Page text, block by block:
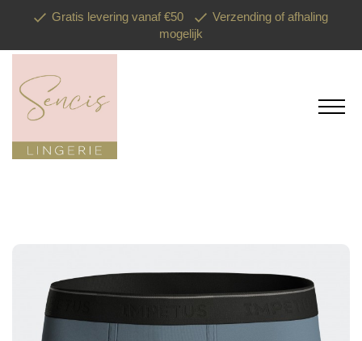
Gratis levering vanaf €50
Verzending of afhaling
mogelijk